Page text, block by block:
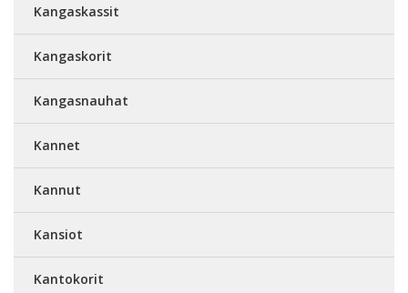
Kangaskassit
Kangaskorit
Kangasnauhat
Kannet
Kannut
Kansiot
Kantokorit